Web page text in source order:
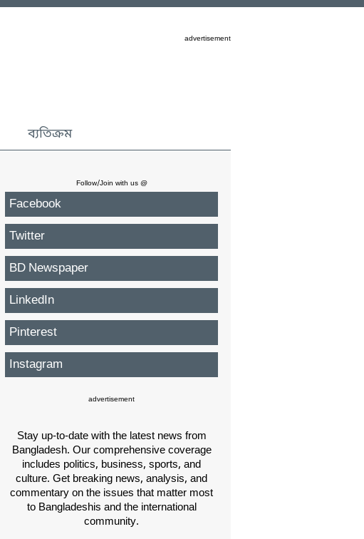
advertisement
ব্যতিক্রম
Follow/Join with us @
Facebook
Twitter
BD Newspaper
LinkedIn
Pinterest
Instagram
advertisement
Stay up-to-date with the latest news from
Bangladesh. Our comprehensive coverage
includes politics, business, sports, and
culture. Get breaking news, analysis, and
commentary on the issues that matter most
to Bangladeshis and the international
community.